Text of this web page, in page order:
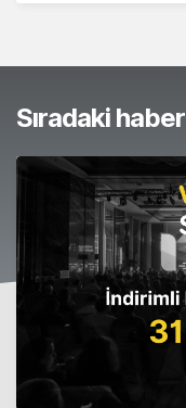
Sıradaki haber